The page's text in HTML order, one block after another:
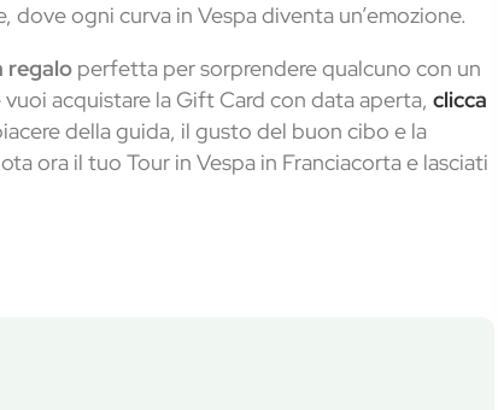
ogni curva in Vespa diventa un’emozione.
regalo perfetta per sorprendere qualcuno con un
acquistare la Gift Card con data aperta, clicca
della guida, il gusto del buon cibo e la
ora il tuo Tour in Vespa in Franciacorta e lasciati